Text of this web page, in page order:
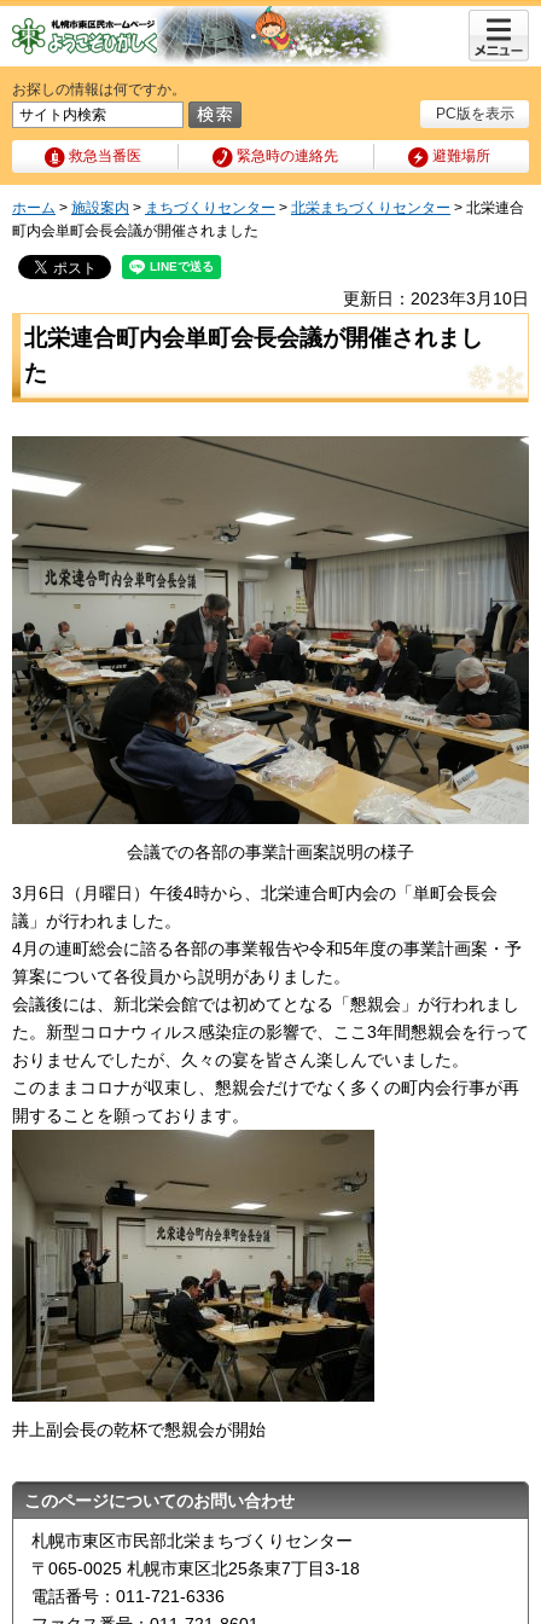
PC版を表示
お探しの情報は何ですか。
救急当番医 緊急時の連絡先 避難場所
メニュ
ー
ホーム > 施設案内 > まちづくりセンター > 北栄まちづくりセンター > 北栄連合
町内会単町会長会議が開催されました
更新日：2023年3月10日
北栄連合町内会単町会長会議が開催されまし
た
会議での各部の事業計画案説明の様子
3月6日（月曜日）午後4時から、北栄連合町内会の「単町会長会
議」が行われました。
4月の連町総会に諮る各部の事業報告や令和5年度の事業計画案・予
算案について各役員から説明がありました。
会議後には、新北栄会館では初めてとなる「懇親会」が行われまし
た。新型コロナウィルス感染症の影響で、ここ3年間懇親会を行って
おりませんでしたが、久々の宴を皆さん楽しんでいました。
このままコロナが収束し、懇親会だけでなく多くの町内会行事が再
開することを願っております。
井上副会長の乾杯で懇親会が開始
このページについてのお問い合わせ
札幌市東区市民部北栄まちづくりセンター
〒065-0025 札幌市東区北25条東7丁目3-18
電話番号：011-721-6336